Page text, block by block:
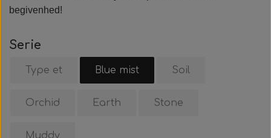
Earth
begivenhed!
Serie
Type et Blue mist Soil
Orchid Earth Stone
Muddy